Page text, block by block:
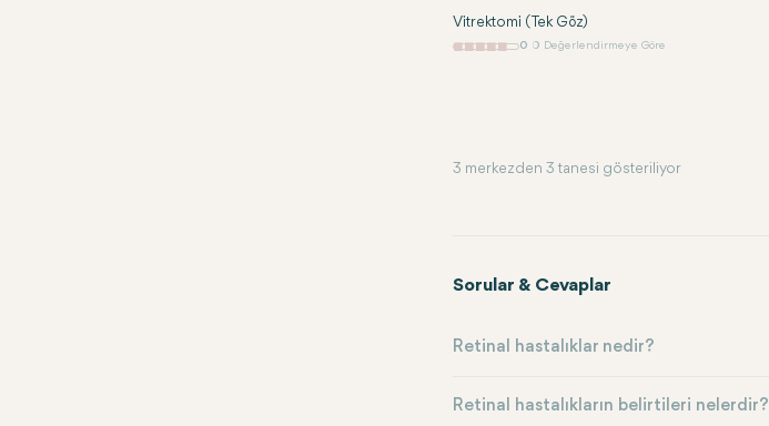
Vitrektomi (Tek Göz)
0 0 Değerlendirmeye Göre
3 merkezden 3 tanesi gösteriliyor
Sorular & Cevaplar
Retinal hastalıklar nedir?
Retinal hastalıkların belirtileri nelerdir?